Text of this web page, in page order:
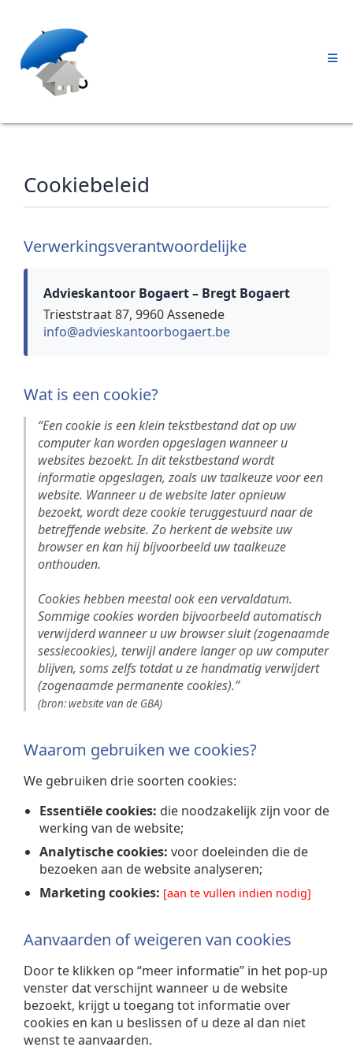
Cookiebeleid
Verwerkingsverantwoordelijke
Advieskantoor Bogaert – Bregt Bogaert
Trieststraat 87, 9960 Assenede
info@advieskantoorbogaert.be
Wat is een cookie?
“Een cookie is een klein tekstbestand dat op uw
computer kan worden opgeslagen wanneer u
websites bezoekt. In dit tekstbestand wordt
informatie opgeslagen, zoals uw taalkeuze voor een
website. Wanneer u de website later opnieuw
bezoekt, wordt deze cookie teruggestuurd naar de
betreffende website. Zo herkent de website uw
browser en kan hij bijvoorbeeld uw taalkeuze
onthouden.
Cookies hebben meestal ook een vervaldatum.
Sommige cookies worden bijvoorbeeld automatisch
verwijderd wanneer u uw browser sluit (zogenaamde
sessiecookies), terwijl andere langer op uw computer
blijven, soms zelfs totdat u ze handmatig verwijdert
(zogenaamde permanente cookies).”
(bron: website van de GBA)
Waarom gebruiken we cookies?
We gebruiken drie soorten cookies:
Essentiële cookies: die noodzakelijk zijn voor de
werking van de website;
Analytische cookies: voor doeleinden die de
bezoeken aan de website analyseren;
Marketing cookies: [aan te vullen indien nodig]
Aanvaarden of weigeren van cookies
Door te klikken op “meer informatie” in het pop-up
venster dat verschijnt wanneer u de website
bezoekt, krijgt u toegang tot informatie over
cookies en kan u beslissen of u deze al dan niet
wenst te aanvaarden.